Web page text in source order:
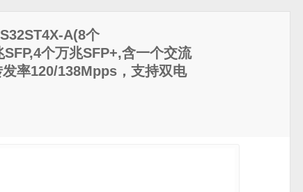
A(8个
个万兆SFP+,含一个交流
率120/138Mpps，支持双电